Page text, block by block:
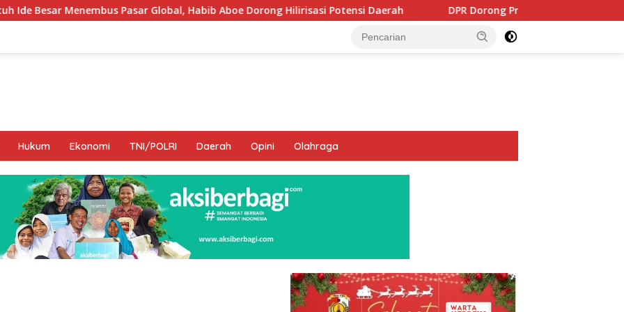
Global, Habib Aboe Dorong Hilirisasi Potensi Daerah DPR Dorong Program PTSL dan Percepatan Sertifikasi
Hukum Ekonomi TNI/POLRI Daerah Opini Olahraga